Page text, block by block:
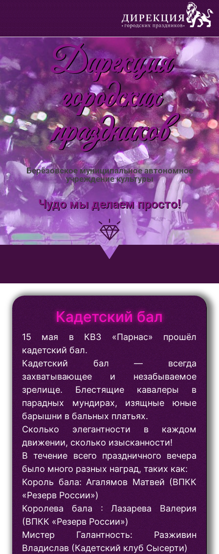
Дирекция
городских
праздников
Берёзовское муниципальное автономное
учреждение культуры
Чудо мы делаем просто!
Кадетский бал
15 мая в КВЗ «Парнас» прошёл
кадетский бал.
Кадетский бал — всегда
захватывающее и незабываемое
зрелище. Блестящие кавалеры в
парадных мундирах, изящные юные
барышни в бальных платьях.
Сколько элегантности в каждом
движении, сколько изысканности!
В течение всего праздничного вечера
было много разных наград, таких как:
Король бала: Агалямов Матвей (ВПКК
«Резерв России»)
Королева бала : Лазарева Валерия
(ВПКК «Резерв России»)
Мистер Галантность: Разживин
Владислав (Кадетский клуб Сысерти)